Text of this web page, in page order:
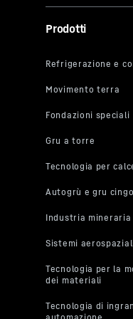
Prodotti